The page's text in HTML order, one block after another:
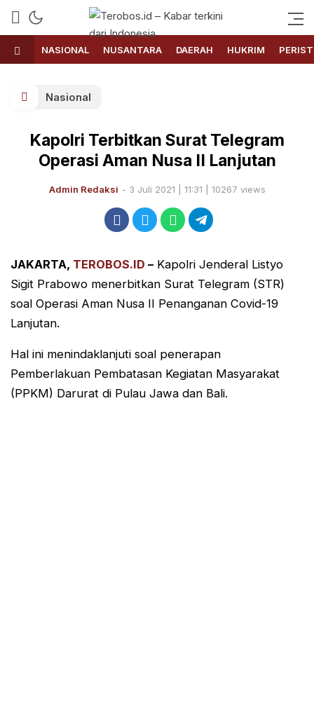
Terobos.id – Kabar terkini dari
Indonesia
Media siber yang menyajikan
berita terbaru dan kabar terkini
dari Indonesia untuk dunia
NASIONAL NUSANTARA DAERAH HUKRIM
Nasional
Kapolri Terbitkan Surat Telegram
Operasi Aman Nusa II Lanjutan
Admin Redaksi - 3 Juli 2021 | 11:31 | 10267 views
JAKARTA, TEROBOS.ID – Kapolri Jenderal Listyo
Sigit Prabowo menerbitkan Surat Telegram (STR)
soal Operasi Aman Nusa II Penanganan Covid-19
Lanjutan.
Hal ini menindaklanjuti soal penerapan
Pemberlakuan Pembatasan Kegiatan Masyarakat
(PPKM) Darurat di Pulau Jawa dan Bali.